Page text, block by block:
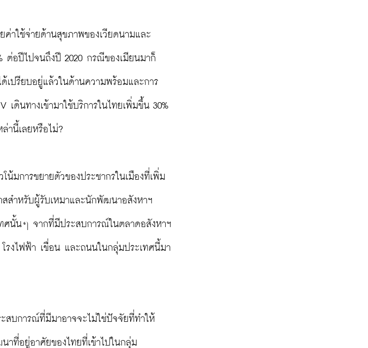
ค่าใช้จ่ายด้านสุขภาพของเวียดนามและ
ต่อปีไปจนถึงปี 2020 กรณีของเมียนมาก็
เปรียบอยู่แล้วในด้านความพร้อมและการ
ดินทางเข้ามาใช้บริการในไทยเพิ่มขึ้น 30%
านี้เลยหรือไม่?
มการขยายตัวของประชากรในเมืองที่เพิ่ม
สำหรับผู้รับเหมาและนักพัฒนาอสังหาฯ
ศนั้นๆ จากที่มีประสบการณ์ในตลาดอสังหาฯ
รงไฟฟ้า เขื่อน และถนนในกลุ่มประเทศนี้มา
สบการณ์ที่มีมาอาจจะไม่ใช่ปัจจัยที่ทำให้
าที่อยู่อาศัยของไทยที่เข้าไปในกลุ่ม